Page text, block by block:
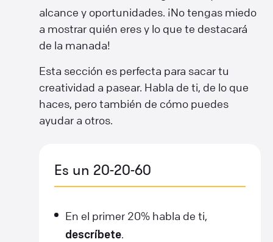
alcance y oportunidades. ¡No tengas miedo
a mostrar quién eres y lo que te destacará
de la manada!
Esta sección es perfecta para sacar tu
creatividad a pasear. Habla de ti, de lo que
haces, pero también de cómo puedes
ayudar a otros.
Es un 20-20-60
En el primer 20% habla de ti,
descríbete.